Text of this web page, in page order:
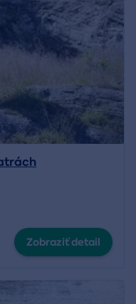
Zobraziť detail